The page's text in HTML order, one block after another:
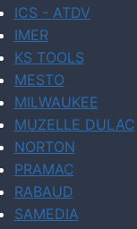
ICS - ATDV
IMER
KS TOOLS
MESTO
MILWAUKEE
MUZELLE DULAC
NORTON
PRAMAC
RABAUD
SAMEDIA